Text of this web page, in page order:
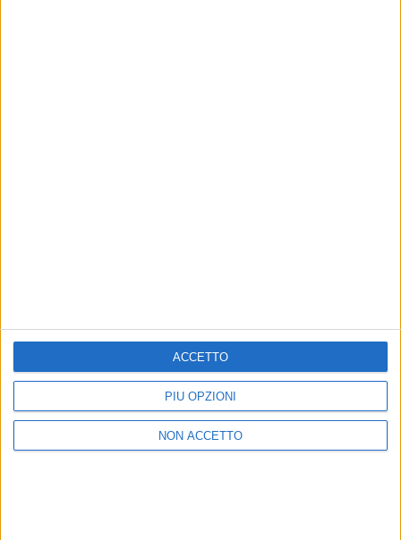
PIÙ OPZIONI
NON ACCETTO
ACCETTO
Privacy Lavora con noi